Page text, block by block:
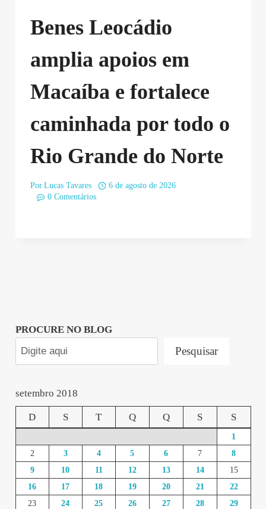
Benes Leocádio
amplia apoios em
Macaíba e fortalece
caminhada por todo o
Rio Grande do Norte
Por Lucas Tavares
6 de agosto de 2026
0 Comentários
PROCURE NO BLOG
Pesquisar
setembro 2018
D S T Q Q S S
1
2
3 4 5 6 7
8
9
10 11 12 13 14
15
16
17 18 19 20 21
22
23
24 25 26 27 28
29